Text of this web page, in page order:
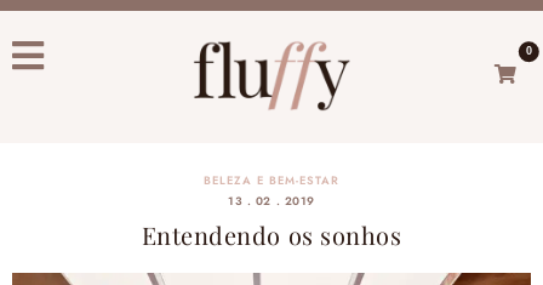
0
BELEZA E BEM-ESTAR
13 . 02 . 2019
Entendendo os sonhos